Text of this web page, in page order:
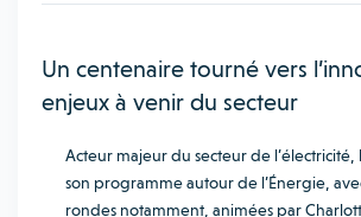
Un centenaire tourné vers
enjeux à venir du secteur
Acteur majeur du secteur de l’électricité,
son programme autour de l’Énergie,
rondes notamment, animées par